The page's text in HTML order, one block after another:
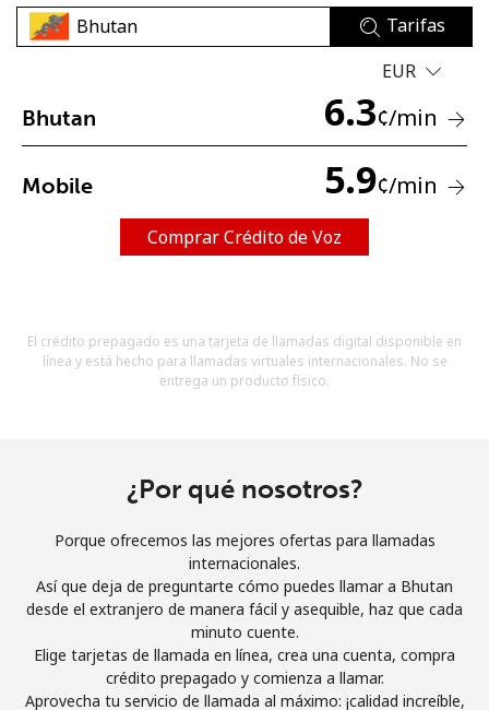
No se ha creado una contraseña
Un número
Mantente en contacto para recibir nuestras mejores
¡Hola!
Tarifas
EUR
Bhutan 6.3¢/min
Mobile 5.9¢/min
Comprar Crédito de Voz
El crédito prepagado es una tarjeta de llamadas digital disponible en
línea y está hecho para llamadas virtuales internacionales. No se
entrega un producto físico.
¿Por qué nosotros?
Porque ofrecemos las mejores ofertas para llamadas
internacionales.
Así que deja de preguntarte cómo puedes llamar a Bhutan
desde el extranjero de manera fácil y asequible, haz que cada
minuto cuente.
Elige tarjetas de llamada en línea, crea una cuenta, compra
crédito prepagado y comienza a llamar.
Aprovecha tu servicio de llamada al máximo: ¡calidad increíble,